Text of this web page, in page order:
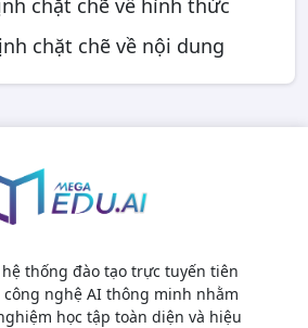
chặt chẽ về hình thức
chặt chẽ về nội dung
thống đào tạo trực tuyến tiên
nghệ AI thông minh nhằm
học tập toàn diện và hiệu